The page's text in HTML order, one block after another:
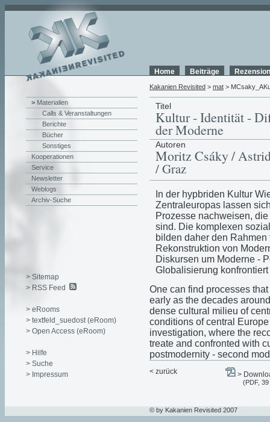
Home Beiträge
Kakanien Revisited > mat >
Titel
Kultur - Identität -
der Moderne
Autoren
Moritz Csáky /
/ Graz
In der hypbriden Kultur
Zentraleuropas lassen
Prozesse nachweisen,
sind. Die komplexen
bilden daher den
Rekonstruktion von
Diskursen um Moderne -
Globalisierung
One can find processes
early as the decades
dense cultural milieu of
conditions of central
investigation, where the
treate and confronted with
postmodernity - second
< zurück >
(PDF, 39
> Materialien
Calls & Veranstaltungen
Berichte
Bücher
Sonstiges
Kooperationen
Service
Newsletter
Weblogs
Archiv-Suche
> Sitemap
> RSS Feed
> eRooms
> textfeld_suedost (eRoom)
> Open Access (eRoom)
> Hilfe
> Suche
> Impressum
© by Kakanien Revisited 2007